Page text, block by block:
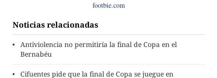
footbie.com
Noticias relacionadas
Antiviolencia no permitiría la final de Copa en el
Bernabéu
Cifuentes pide que la final de Copa se juegue en